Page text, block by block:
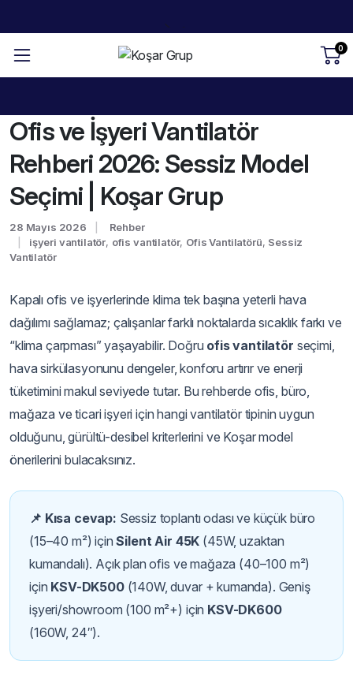
0
Ofis ve İşyeri Vantilatör
Rehberi 2026: Sessiz Model
Seçimi | Koşar Grup
28 Mayıs 2026
Rehber
işyeri vantilatör, ofis vantilatör, Ofis Vantilatörü, Sessiz
Vantilatör
Kapalı ofis ve işyerlerinde klima tek başına yeterli hava
dağılımı sağlamaz; çalışanlar farklı noktalarda sıcaklık farkı ve
“klima çarpması” yaşayabilir. Doğru ofis vantilatör seçimi,
hava sirkülasyonunu dengeler, konforu artırır ve enerji
tüketimini makul seviyede tutar. Bu rehberde ofis, büro,
mağaza ve ticari işyeri için hangi vantilatör tipinin uygun
olduğunu, gürültü-desibel kriterlerini ve Koşar model
önerilerini bulacaksınız.
📌 Kısa cevap: Sessiz toplantı odası ve küçük büro
(15–40 m²) içinSilent Air 45K (45W, uzaktan
kumandalı). Açık plan ofis ve mağaza (40–100 m²)
için KSV-DK500(140W, duvar + kumanda). Geniş
işyeri/showroom (100 m²+) için KSV-DK600
(160W, 24″).